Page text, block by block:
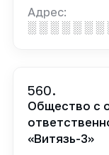
Адрес:
░ ░ ░ ░ ░ ░ ░
560.
Общество с
«Витязь-3»